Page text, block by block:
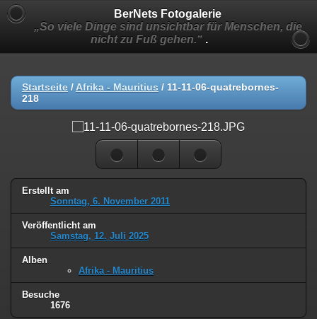
BerNets Fotogalerie
„So viele Dinge sind unsichtbar für Menschen, die
nicht zu Fuß gehen.“ .
Startseite / Afrika - Mauritius / 11-11-06-quatrebornes-
218
Erstellt am
Sonntag, 6. November 2011
Veröffentlicht am
Samstag, 12. Juli 2025
Alben
Afrika - Mauritius
Besuche
1676